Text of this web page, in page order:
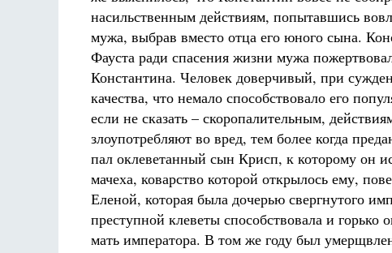
насильственным действиям, попытавшись
мужа, выбрав вместо отца его юного сына.
Фауста ради спасения жизни мужа
Константина. Человек доверчивый, при
качества, что немало способствовало его
если не сказать – скоропалительным,
злоупотребляют во вред, тем более когда
пал оклеветанный сын Крисп, к которому он
мачеха, коварство которой открылось ему,
Еленой, которая была дочерью свергнутого
преступной клеветы способствовала и
мать императора. В том же году был